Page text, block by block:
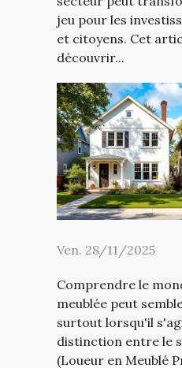
jeu pour les
et citoyens. Cet
découvrir...
Ven. 28/11/2025
Comprendre le
meublée peut
surtout lorsqu'il
distinction entre le
(Loueur en Meublé